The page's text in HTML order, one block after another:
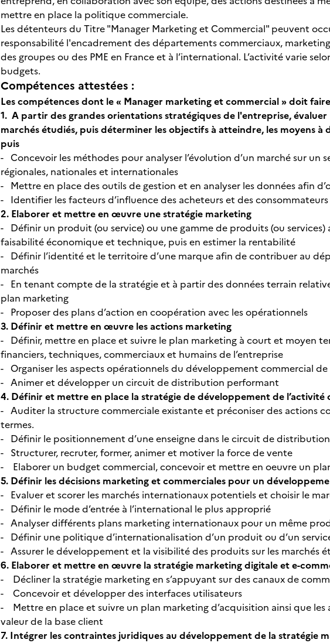
mettre en place la politique commerciale.
Les détenteurs du Titre "Manager Marketing et Commercial" peuvent
responsabilité l'encadrement des départements commerciaux,
des groupes ou des PME en France et à l’international. L’activité varie
budgets.
Compétences attestées :
Les compétences dont le « Manager marketing et commercial » doit
1. A partir des grandes orientations stratégiques de l'entreprise,
marchés étudiés, puisdéterminer les objectifs à atteindre, les moyens
puis
- Concevoir les méthodes pour analyser l’évolution d’un marché sur un
régionales, nationales et internationales
- Mettre en place des outils de gestion et en analyser les données afin
- Identifier les facteurs d’influence des acheteurs et des consommateurs
2. Elaborer et mettre en œuvre une stratégie marketing
- Définir un produit (ou service) ou une gamme de produits (ou
faisabilité économique et technique, puis en estimer la rentabilité
- Définir l’identité et le territoire d’une marque afin de contribuer au
marchés
- En tenant compte de la stratégie et à partir des données terrain
plan marketing
- Proposer des plans d’action en coopération avec les opérationnels
3. Définir et mettre en œuvre les actions marketing
- Définir, mettre en place et suivre le plan marketing à court et moyen
financiers, techniques, commerciaux et humains de l’entreprise
- Organiser les aspects opérationnels du développement commercial
- Animer et développer un circuit de distribution performant
4. Définir et mettre en place la stratégie de développement de l’activité
- Auditer la structure commerciale existante et préconiser des actions
termes.
- Définir le positionnement d’une enseigne dans le circuit de
- Structurer, recruter, former, animer et motiver la force de vente
- Elaborer un budget commercial, concevoir et mettre en oeuvre un
5. Définir les décisions marketing et commerciales pour un
- Evaluer et scorer les marchés internationaux potentiels et choisir le
- Définir le mode d’entrée à l’international le plus approprié
- Analyser différents plans marketing internationaux pour un même
- Définir une politique d’internationalisation d’un produit ou d’un
- Assurer le développement et la visibilité des produits sur les marchés
6. Elaborer et mettre en œuvre la stratégie marketing digitale et e-
- Décliner la stratégie marketing en s’appuyant sur des canaux de
- Concevoir et développer des interfaces utilisateurs
- Mettre en place et suivre un plan marketing d’acquisition ainsi que
valeur de la base client
7. Intégrer les contraintes juridiques au développement de la stratégie